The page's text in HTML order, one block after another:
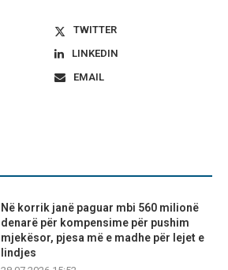
TWITTER
LINKEDIN
EMAIL
Në korrik janë paguar mbi 560 milionë
denarë për kompensime për pushim
mjekësor, pjesa më e madhe për lejet e
lindjes